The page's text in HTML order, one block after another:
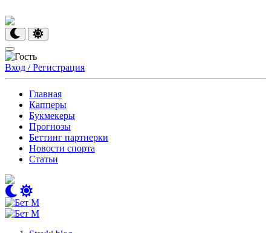
Вход / Регистрация
Главная
Капперы
Букмекеры
Прогнозы
Беттинг партнерки
Новости спорта
Статьи